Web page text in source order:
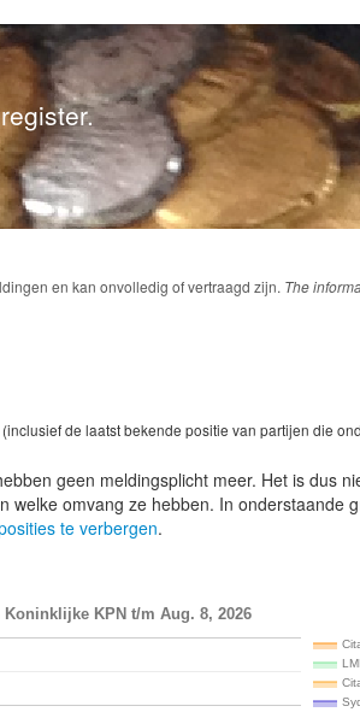
en kan onvolledig of vertraagd zijn. The
(inclusief de laatst bekende positie van partijen die
geen meldingsplicht meer. Het is dus
welke omvang ze hebben. In onderstaande
te verbergen.
KPN t/m Aug. 8, 2026